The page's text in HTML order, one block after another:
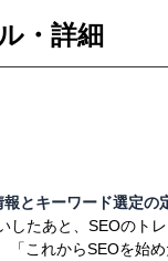
・詳細
とキーワード選定
したあと、SEOのト
「これからSEOを始